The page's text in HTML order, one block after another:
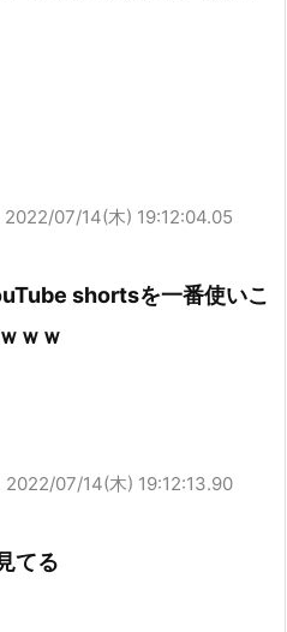
2022/07/14(木) 19:12:04.05
shortsを一番使いこ
ｗｗ
2022/07/14(木) 19:12:13.90
てる